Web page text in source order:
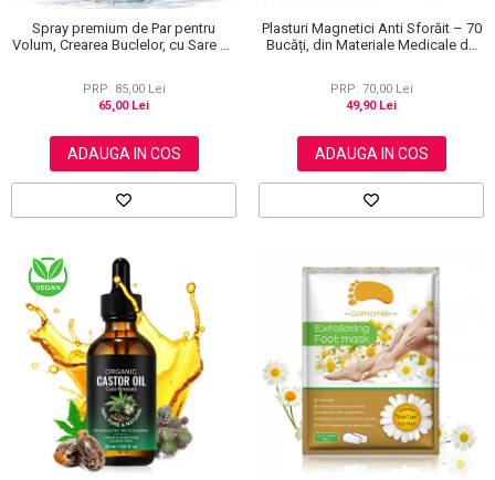
Spray premium de Par pentru
Volum, Crearea Buclelor, cu Sare de
PRP: 85,00 Lei
65,00 Lei
ADAUGA IN COS
Plasturi Magnetici Anti Sforăit – 70
Bucăți, din Materiale Medicale de
PRP: 70,00 Lei
49,90 Lei
ADAUGA IN COS